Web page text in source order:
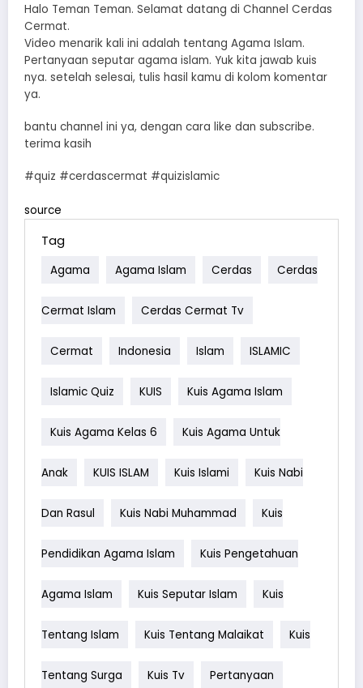
Halo Teman Teman. Selamat datang di Channel Cerdas
Cermat.
Video menarik kali ini adalah tentang Agama Islam.
Pertanyaan seputar agama islam. Yuk kita jawab kuis
nya. setelah selesai, tulis hasil kamu di kolom komentar
ya.
bantu channel ini ya, dengan cara like dan subscribe.
terima kasih
#quiz #cerdascermat #quizislamic
source
Tag
Agama Agama Islam Cerdas Cerdas
Cermat Islam Cerdas Cermat Tv
Cermat Indonesia Islam ISLAMIC
Islamic Quiz KUIS Kuis Agama Islam
Kuis Agama Kelas 6 Kuis Agama Untuk
Anak KUIS ISLAM Kuis Islami Kuis Nabi
Dan Rasul Kuis Nabi Muhammad Kuis
Pendidikan Agama Islam Kuis Pengetahuan
Agama Islam Kuis Seputar Islam Kuis
Tentang Islam Kuis Tentang Malaikat Kuis
Tentang Surga Kuis Tv Pertanyaan